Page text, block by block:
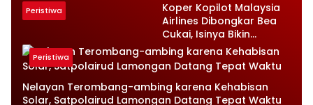
Peristiwa
Koper Kopilot Malaysia
Airlines Dibongkar Bea
Cukai, Isinya Bikin
Petugas Terkejut
Peristiwa
Nelayan Terombang-ambing karena Kehabisan
Solar, Satpolairud Lamongan Datang Tepat Waktu